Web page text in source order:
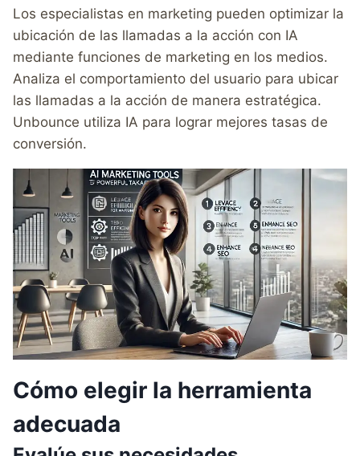
Los especialistas en marketing pueden optimizar la
ubicación de las llamadas a la acción con IA
mediante funciones de marketing en los medios.
Analiza el comportamiento del usuario para ubicar
las llamadas a la acción de manera estratégica.
Unbounce utiliza IA para lograr mejores tasas de
conversión.
Cómo elegir la herramienta
adecuada